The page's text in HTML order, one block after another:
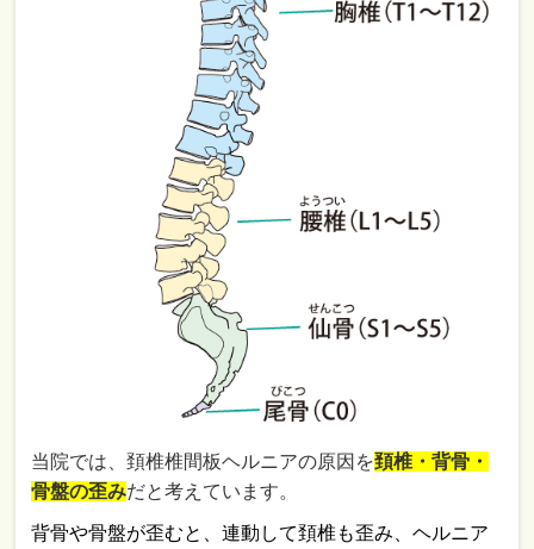
当院では、頚椎椎間板ヘルニアの原因を頚椎・背骨・
骨盤の歪みだと考えています。
背骨や骨盤が歪むと、連動して頚椎も歪み、ヘルニア